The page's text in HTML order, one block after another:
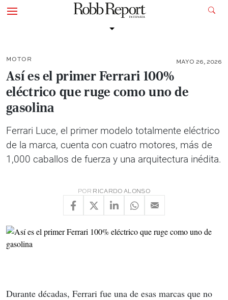
MOTOR MAYO 26, 2026
Así es el primer Ferrari 100%
eléctrico que ruge como uno de
gasolina
Ferrari Luce, el primer modelo totalmente eléctrico
de la marca, cuenta con cuatro motores, más de
1,000 caballos de fuerza y una arquitectura inédita.
POR RICARDO ALONSO
Durante décadas, Ferrari fue una de esas marcas que no